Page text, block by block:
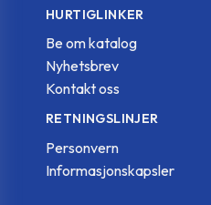
HURTIGLINKER
Be om katalog
Nyhetsbrev
Kontakt oss
RETNINGSLINJER
Personvern
Informasjonskapsler